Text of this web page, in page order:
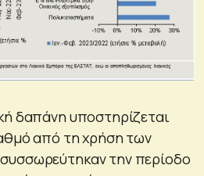
δαπάνη υποστηρίζεται
από τη χρήση των
την περίοδο